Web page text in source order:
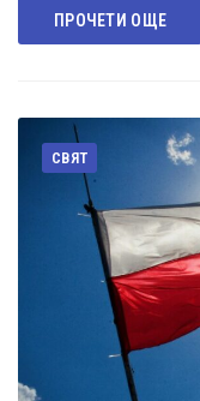
ПРОЧЕТИ ОЩЕ
СВЯТ